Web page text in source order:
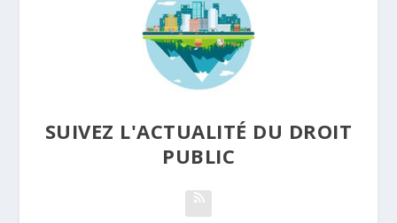
SUIVEZ L'ACTUALITÉ DU DROIT
PUBLIC